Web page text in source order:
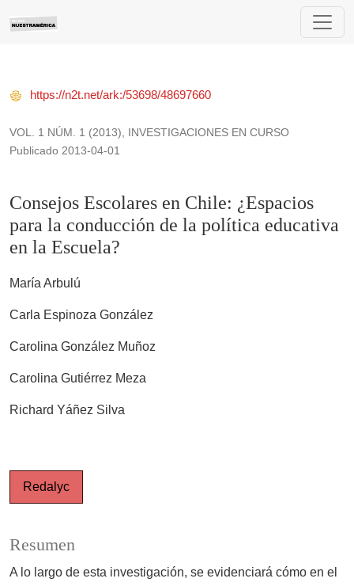
Consejos Escolares en Chile: ¿Espacios para la
VOL. 1 NÚM. 1 (2013) INVESTIGACIONES EN CURSO
Consejos Escolares en Chile: ¿Espacios
para la conducción de la política educativa
en la Escuela?
https://n2t.net/ark:/53698/48697660
Publicado 2013-04-01
María Arbulú
Carla Espinoza González
Carolina González Muñoz
Carolina Gutiérrez Meza
Richard Yáñez Silva
Redalyc
Resumen
A lo largo de esta investigación, se evidenciará cómo en el